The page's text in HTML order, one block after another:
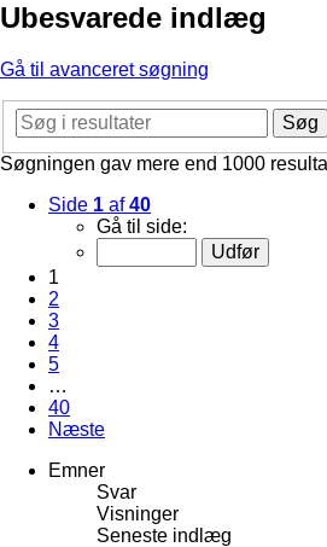
Ubesvarede indlæg
Gå til avanceret søgning
Søg
Søgningen gav mere end 1000
Side 1 af40
Gå til side:
1
2
3
4
5
…
40
Næste
Emner
Svar
Visninger
Seneste indlæg